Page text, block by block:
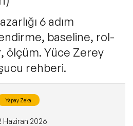
6 adım
baseline, rol-
ölçüm. Yüce Zerey
rehberi.
Yapay Zeka
Haziran 2026